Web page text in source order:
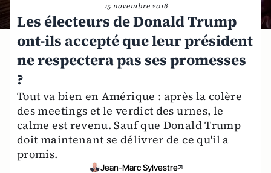
15 novembre 2016
Les électeurs de Donald Trump
ont-ils accepté que leur président
ne respectera pas ses promesses
?
Tout va bien en Amérique : après la colère
des meetings et le verdict des urnes, le
calme est revenu. Sauf que Donald Trump
doit maintenant se délivrer de ce qu'il a
promis.
Jean-Marc Sylvestre